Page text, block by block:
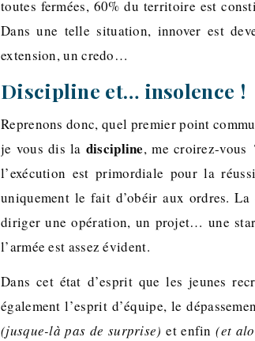
toutes fermées, 60% du territoire est
Dans une telle situation, innover est
extension, un credo…
Discipline et… insolence !
Reprenons donc, quel premier point
je vous dis la discipline, me croirez-vous
l’exécution est primordiale pour la
uniquement le fait d’obéir aux ordres.
diriger une opération, un projet… une
l’armée est assez évident.
Dans cet état d’esprit que les jeunes
également l’esprit d’équipe, le
(jusque-là pas de surprise) et enfin(et